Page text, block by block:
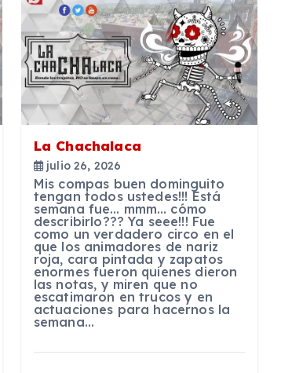
La Chachalaca
julio 26, 2026
Mis compas buen dominguito
tengan todos ustedes!!! Está
semana fue… mmm… cómo
describirlo??? Ya seee!!! Fue
como un verdadero circo en el
que los animadores de nariz
roja, cara pintada y zapatos
enormes fueron quienes dieron
las notas, y miren que no
escatimaron en trucos y en
actuaciones para hacernos la
semana…